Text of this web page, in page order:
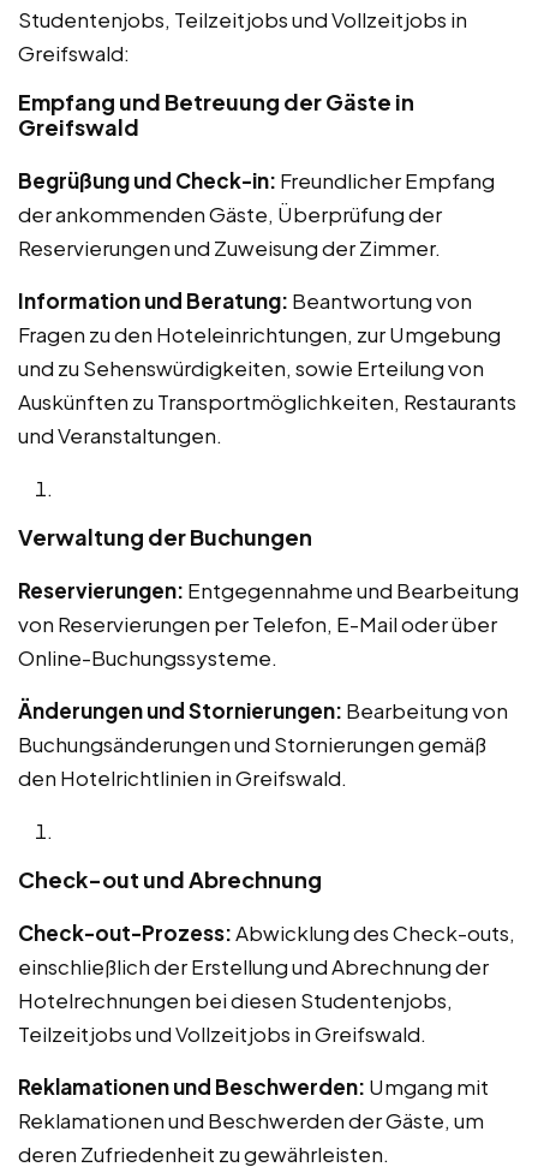
Studentenjobs, Teilzeitjobs und Vollzeitjobs in
Greifswald:
Empfang und Betreuung der Gäste in
Greifswald
Begrüßung und Check-in: Freundlicher Empfang
der ankommenden Gäste, Überprüfung der
Reservierungen und Zuweisung der Zimmer.
Information und Beratung: Beantwortung von
Fragen zu den Hoteleinrichtungen, zur Umgebung
und zu Sehenswürdigkeiten, sowie Erteilung von
Auskünften zu Transportmöglichkeiten, Restaurants
und Veranstaltungen.
Verwaltung der Buchungen
Reservierungen: Entgegennahme und Bearbeitung
von Reservierungen per Telefon, E-Mail oder über
Online-Buchungssysteme.
Änderungen und Stornierungen: Bearbeitung von
Buchungsänderungen und Stornierungen gemäß
den Hotelrichtlinien in Greifswald.
Check-out und Abrechnung
Check-out-Prozess:Abwicklung des Check-outs,
einschließlich der Erstellung und Abrechnung der
Hotelrechnungen bei diesen Studentenjobs,
Teilzeitjobs und Vollzeitjobs in Greifswald.
Reklamationen und Beschwerden: Umgang mit
Reklamationen und Beschwerden der Gäste, um
deren Zufriedenheit zu gewährleisten.